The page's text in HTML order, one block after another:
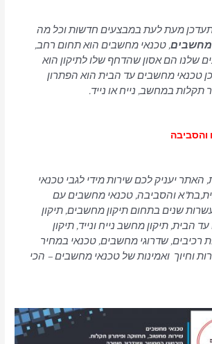
מעת לעת במבצעים חדשות וכל מה
, טכנאי מחשבים הוא תחום רחב,
שלנו הם אסון שהדחף שלו לתיקון הוא
טכנאי מחשבים עד הבית הוא הפתרון
במחשב, נייח או נייד.
יעניק לכם שירות מידי לגבי טכנאי
והסביבה, טכנאי מחשבים עם
שנים בתחום תיקון מחשבים, תיקון
תיקון מחשב נייח ונייד, תיקון
שדרוגי מחשבים, טכנאי במחיר
וחיוך ואמינות של טכנאי מחשבים – הכי